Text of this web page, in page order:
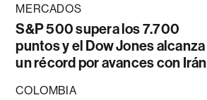
MERCADOS
S&P 500 supera los 7.700
puntos y el Dow Jones alcanza
un récord por avances con Irán
COLOMBIA